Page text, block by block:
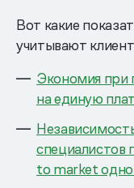
Вот какие
учитывают
Экономия при
на единую
специалистов
to market